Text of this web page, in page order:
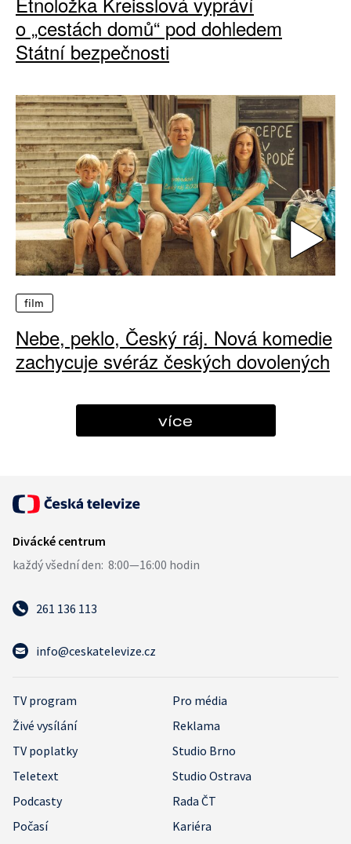
o „cestách domů“ pod dohledem
Státní bezpečnosti
film
Nebe, peklo, Český ráj. Nová komedie
zachycuje svéráz českých dovolených
více
261 136 113
info@ceskatelevize.cz
TV program
Pro média
Živé vysílání
Reklama
TV poplatky
Studio Brno
Teletext
Studio Ostrava
Podcasty
Rada ČT
Počasí
Kariéra